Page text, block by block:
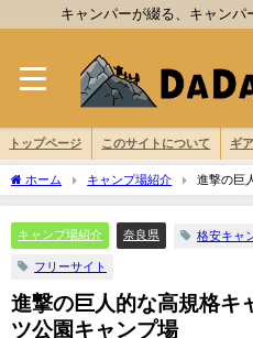
キャンパーが綴る、キャンパ
トップページ このサイトについて ギア
ホーム キャンプ場紹介
進撃の巨
公園キャンプ場
キャンプ場紹介 奈良県 格安キャ
フリーサイト
進撃の巨人的な高規格キ
ツ公園キャンプ場